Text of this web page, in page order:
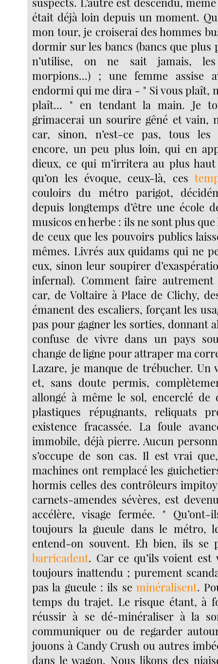
était déjà loin depuis un moment.
mon tour, je croiserai des hommes
dormir sur les bancs (bancs que plus
n’utilise, on ne sait jamais,
morpions...) ; une femme assise
endormi qui me dira - " Si vous plaît,
plaît... " en tendant la main. Je
grimacerai un sourire gêné et vain,
car, sinon, n’est-ce pas, tous les
encore, un peu plus loin, qui en
dieux, ce qui m’irritera au plus haut
qu’on les évoque, ceux-là, ces
couloirs du métro parigot,
depuis longtemps d’être une école
musicos en herbe : ils ne sont plus
de ceux que les pouvoirs publics
mêmes. Livrés aux quidams qui ne
eux, sinon leur soupirer
infernal). Comment faire
car, de Voltaire à Place de Clichy,
émanent des escaliers, forçant les
pas pour gagner les sorties, donnant
confuse de vivre dans un pays
change de ligne pour attraper ma
Lazare, je manque de trébucher. Un
et, sans doute permis,
allongé à même le sol, encerclé de
plastiques répugnants, reliquats
existence fracassée. La foule
immobile, déjà pierre. Aucun
s’occupe de son cas. Il est vrai
machines ont remplacé les
hormis celles des contrôleurs
carnets-amendes sévères, est
accélère, visage fermée. "
toujours la gueule dans le métro,
entend-on souvent. Eh bien, ils se
barricadent. Car ce qu’ils voient est
toujours inattendu ; purement
pas la gueule : ils se minéralisent.
temps du trajet. Le risque étant, à
réussir à se dé-minéraliser à la
communiquer ou de regarder
jouons à Candy Crush ou autres
dans le wagon. Nous likons des